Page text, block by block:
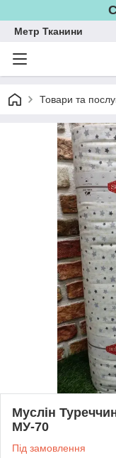
Метр Тканини
Товари та
Муслін
МУ-70
Під замовлення